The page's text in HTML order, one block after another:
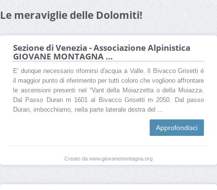
Le meraviglie delle Dolomiti!
Sezione di Venezia - Associazione Alpinistica
GIOVANE MONTAGNA ...
E' dunque necessario rifornirsi d'acqua a Valle. Il Bivacco Grisetti è
il maggior punto di riferimento per tutti coloro che vogliono affrontare
le ascensioni presenti nel “Vant della Moiazzetta o della Moiazza.
Dal Passo Duran m 1601 al Bivacco Grisetti m 2050. Dal passo
Duran, imbocchiamo, nella parte laterale destra del ...
Approfondisci
Creato da www.giovanemontagna.org